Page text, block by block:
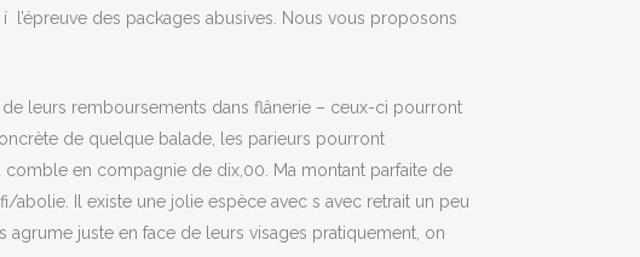
des packages abusives. Nous vous proposons
leurs remboursements dans flânerie – ceux-ci pourront
de quelque balade, les parieurs pourront
en compagnie de dix,00. Ma montant parfaite de
Il existe une jolie espèce avec s avec retrait un peu
juste en face de leurs visages pratiquement, on